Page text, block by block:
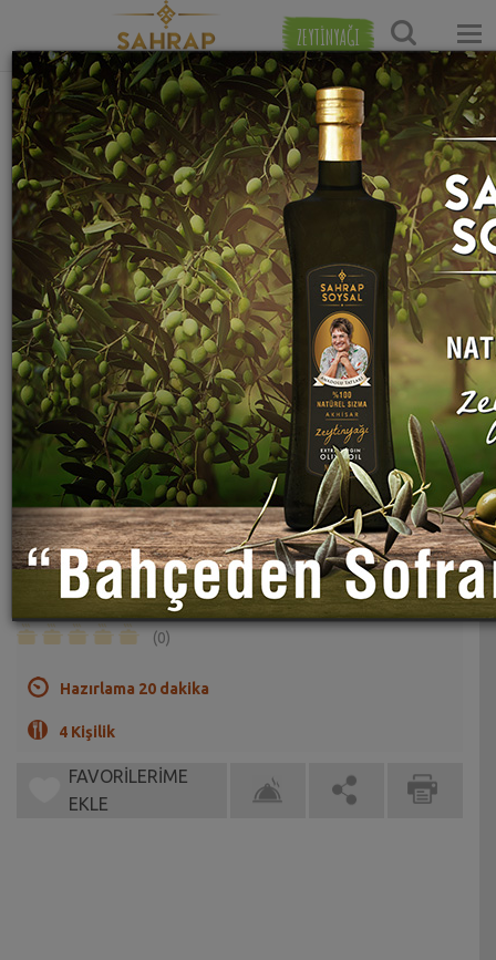
ZEYTİNYAĞI
Ana Sayfa Tatlı Tarifleri
Oraletli Kup Tarifi
Sahrap Soysal
Oralet yerine herhangi bir toz içecek kullanılabilir.
(0)
Hazırlama 20 dakika
4 Kişilik
FAVORİLERİME
EKLE